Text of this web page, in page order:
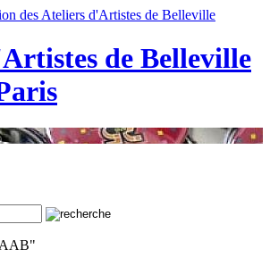
de Belleville
AAB"